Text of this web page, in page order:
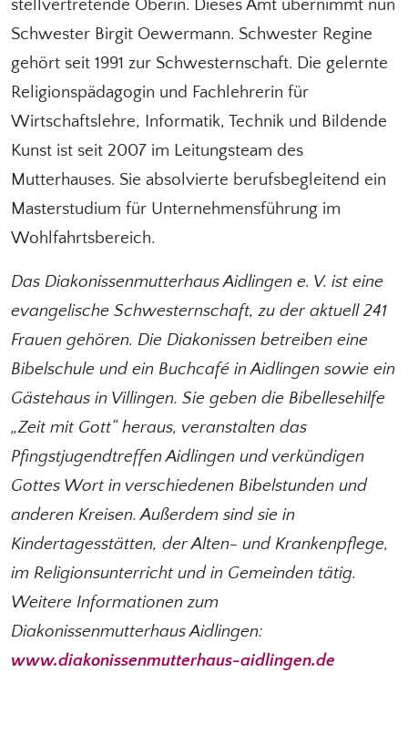
stellvertretende Oberin. Dieses Amt übernimmt nun
Schwester Birgit Oewermann. Schwester Regine
gehört seit 1991 zur Schwesternschaft. Die gelernte
Religionspädagogin und Fachlehrerin für
Wirtschaftslehre, Informatik, Technik und Bildende
Kunst ist seit 2007 im Leitungsteam des
Mutterhauses. Sie absolvierte berufsbegleitend ein
Masterstudium für Unternehmensführung im
Wohlfahrtsbereich.
Das Diakonissenmutterhaus Aidlingen e. V. ist eine
evangelische Schwesternschaft, zu der aktuell 241
Frauen gehören. Die Diakonissen betreiben eine
Bibelschule und ein Buchcafé in Aidlingen sowie ein
Gästehaus in Villingen. Sie geben die Bibellesehilfe
„Zeit mit Gott“ heraus, veranstalten das
Pfingstjugendtreffen Aidlingen und verkündigen
Gottes Wort in verschiedenen Bibelstunden und
anderen Kreisen. Außerdem sind sie in
Kindertagesstätten, der Alten- und Krankenpflege,
im Religionsunterricht und in Gemeinden tätig.
Weitere Informationen zum
Diakonissenmutterhaus Aidlingen:
www.diakonissenmutterhaus-aidlingen.de